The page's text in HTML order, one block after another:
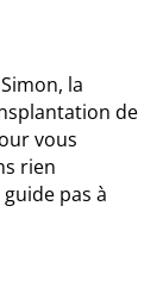
la
de
vous
rien
pas à